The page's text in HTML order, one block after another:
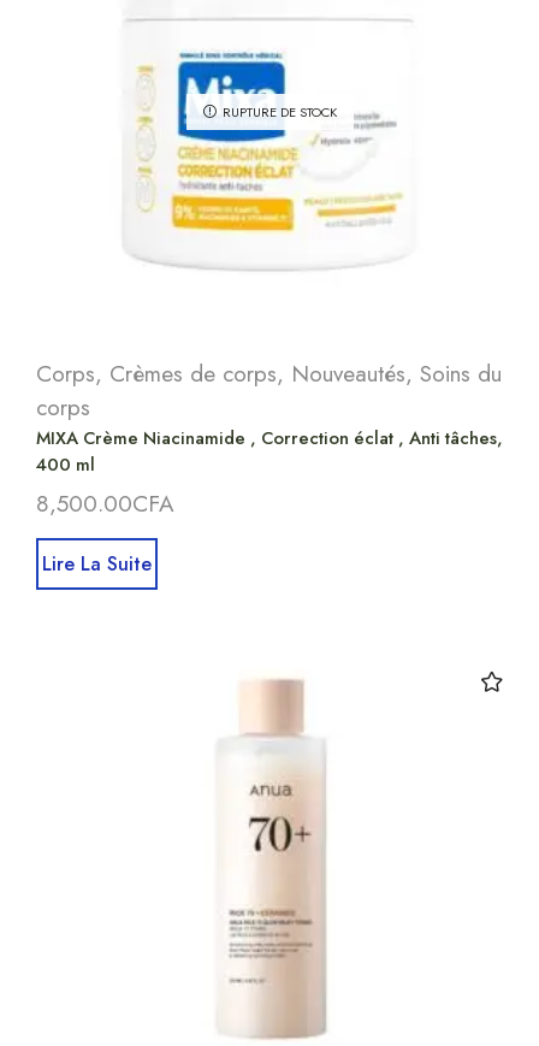
RUPTURE DE STOCK
Corps, Crèmes de corps, Nouveautés, Soins du
corps
MIXA Crème Niacinamide , Correction éclat , Anti tâches,
400 ml
8,500.00CFA
Lire La Suite